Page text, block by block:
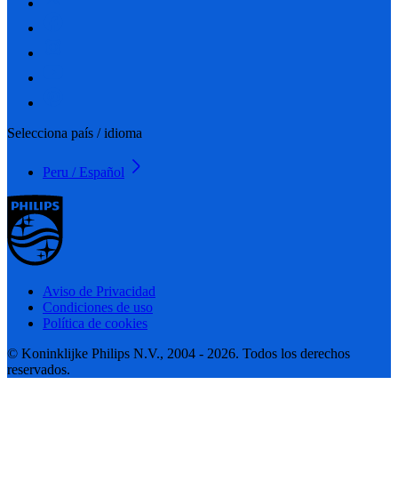
Selecciona país / idioma
Peru / Español
Aviso de Privacidad
Condiciones de uso
Política de cookies
© Koninklijke Philips N.V., 2004 - 2026. Todos los derechos
reservados.